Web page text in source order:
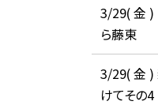
3/29( 金 )
ら藤東
3/29( 金 )
けてその4